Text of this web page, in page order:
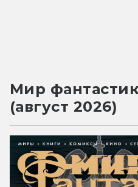
Мир
(август 2026)